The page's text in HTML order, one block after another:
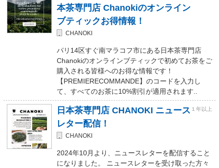
本茶専門店 Chanokiのオンライン
ブティックお得情報！
CHANOKI
パリ14区すぐ南マラコフ市にある日本茶専門店
Chanokiのオンラインブティックで初めてお茶をご
購入される皆様へのお得な情報です！
【PREMIERECOMMANDE】のコードを入力し
て、すべてのお茶に10%割引が適用されます..
日本茶専門店 CHANOKI ニュース
レター配信！
１年以上
CHANOKI
2024年10月より、ニュースレターを配信すること
になりました。 ニュースレターを受け取った方々